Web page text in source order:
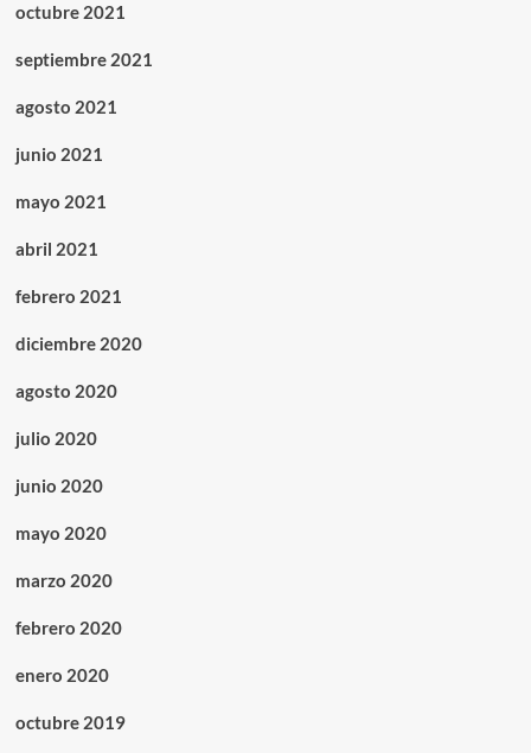
octubre 2021
septiembre 2021
agosto 2021
junio 2021
mayo 2021
abril 2021
febrero 2021
diciembre 2020
agosto 2020
julio 2020
junio 2020
mayo 2020
marzo 2020
febrero 2020
enero 2020
octubre 2019